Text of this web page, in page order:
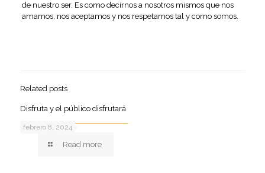
de nuestro ser. Es como decirnos a nosotros mismos que nos
amamos, nos aceptamos y nos respetamos tal y como somos.
Related posts
febrero 8, 2024
Disfruta y el público disfrutará
Read more